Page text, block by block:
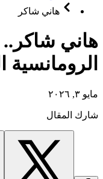
هاني شاكر
هاني
الرومانسية
مايو ٣, ٢٠٢٦
شارك المقال